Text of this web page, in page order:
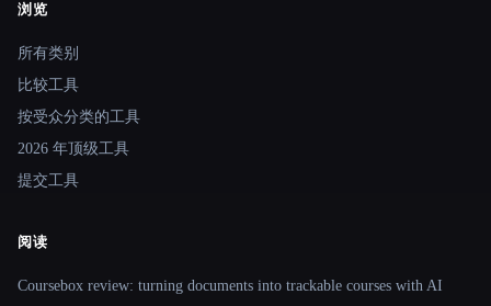
Site navigation
浏览
所有类别
比较工具
按受众分类的工具
2026 年顶级工具
提交工具
阅读
Coursebox review: turning documents into trackable courses with AI